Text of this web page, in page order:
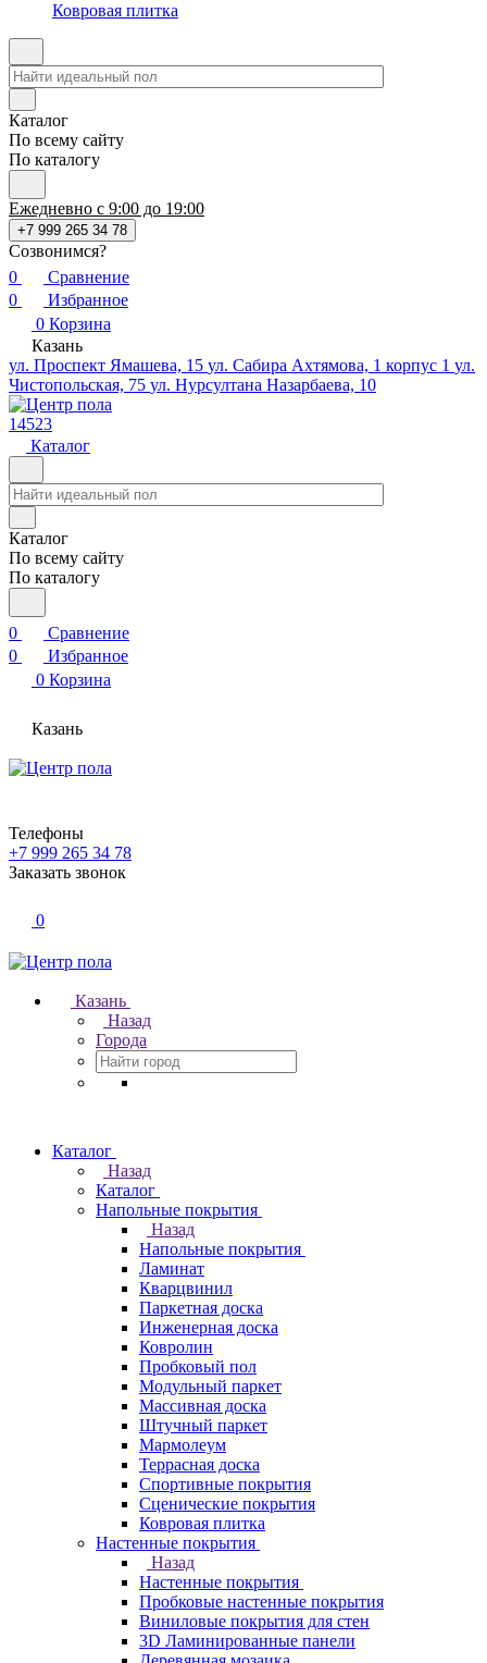
Ковровая плитка
Каталог
По всему сайту
По каталогу
Ежедневно с 9:00 до 19:00
+7 999 265 34 78
Созвонимся?
0
Сравнение
0
Избранное
0 Корзина
Казань
ул. Проспект Ямашева, 15 ул. Сабира Ахтямова, 1 корпус 1 ул.
Чистопольская, 75 ул. Нурсултана Назарбаева, 10
14523
Каталог
Каталог
По всему сайту
По каталогу
0
Сравнение
0
Избранное
0 Корзина
Казань
Телефоны
+7 999 265 34 78
Заказать звонок
0
Казань
Назад
Города
Каталог
Назад
Каталог
Напольные покрытия
Назад
Напольные покрытия
Ламинат
Кварцвинил
Паркетная доска
Инженерная доска
Ковролин
Пробковый пол
Модульный паркет
Массивная доска
Штучный паркет
Мармолеум
Террасная доска
Спортивные покрытия
Сценические покрытия
Ковровая плитка
Настенные покрытия
Назад
Настенные покрытия
Пробковые настенные покрытия
Виниловые покрытия для стен
3D Ламинированные панели